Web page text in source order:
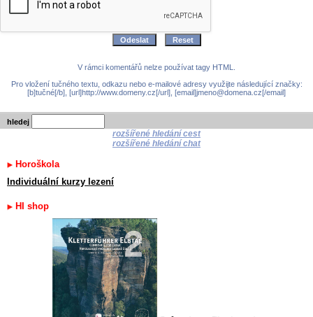
V rámci komentářů nelze používat tagy HTML.
Pro vložení tučného textu, odkazu nebo e-mailové adresy využijte následující značky:
[b]tučné[/b], [url]http://www.domeny.cz[/url], [email]jmeno@domena.cz[/email]
hledej
rozšířené hledání cest
rozšířené hledání chat
Horoškola
Individuální kurzy lezení
HI shop